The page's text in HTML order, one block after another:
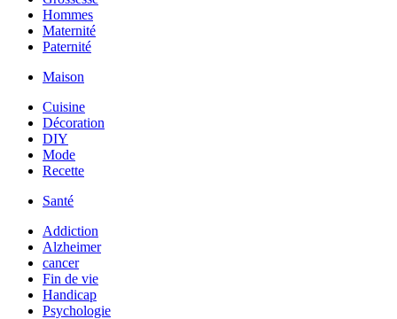
Hommes
Maternité
Paternité
Maison
Cuisine
Décoration
DIY
Mode
Recette
Santé
Addiction
Alzheimer
cancer
Fin de vie
Handicap
Psychologie